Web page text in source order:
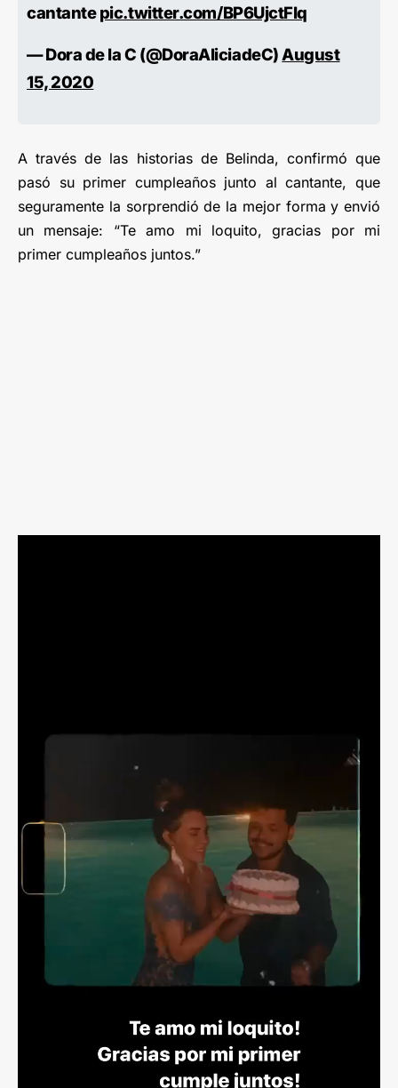
cantantepic.twitter.com/BP6UjctFIq
— Dora de la C (@DoraAliciadeC) August
15, 2020
A través de las historias de Belinda, confirmó que
pasó su primer cumpleaños junto al cantante, que
seguramente la sorprendió de la mejor forma y envió
un mensaje: “Te amo mi loquito, gracias por mi
primer cumpleaños juntos.”